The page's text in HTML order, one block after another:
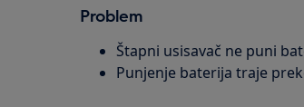
Problem
Štapni usisavač ne puni
Punjenje baterija traje